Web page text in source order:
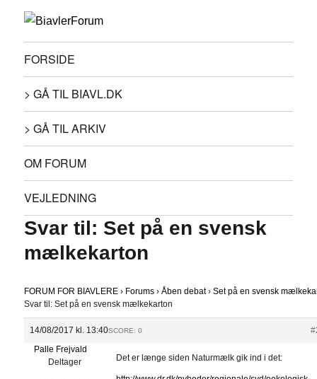
FORSIDE
> GÅ TIL BIAVL.DK
> GÅ TIL ARKIV
OM FORUM
VEJLEDNING
Svar til: Set på en svensk
mælkekarton
FORUM FOR BIAVLERE › Forums › Åben debat › Set på en svensk
Svar til: Set på en svensk mælkekarton
14/08/2017 kl. 13:40SCORE: 0
Palle Frejvald
Deltager
Det er længe siden Naturmælk gik ind i det: